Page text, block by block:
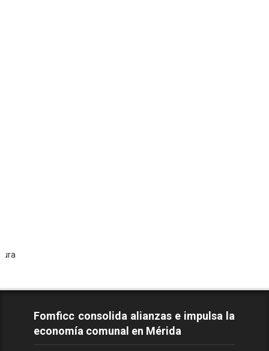
Fomficc consolida alianzas e impulsa la
economía comunal en Mérida